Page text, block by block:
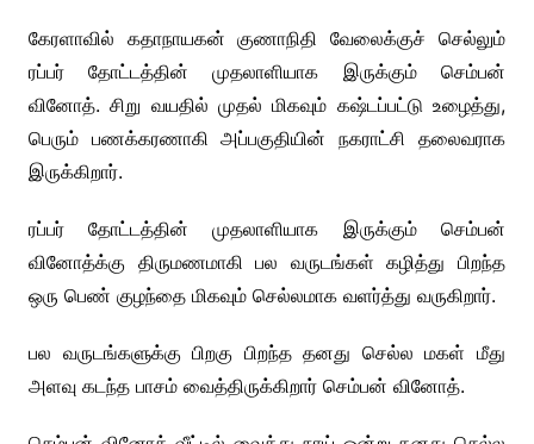
கேரளாவில் கதாநாயகன் குணாநிதி வேலைக்குச் செல்லும்
ரப்பர் தோட்டத்தின் முதலாளியாக இருக்கும் செம்பன்
வினோத். சிறு வயதில் முதல் மிகவும் கஷ்டப்பட்டு உழைத்து,
பெரும் பணக்கரணாகி அப்பகுதியின் நகராட்சி தலைவராக
இருக்கிறார்.
ரப்பர் தோட்டத்தின் முதலாளியாக இருக்கும் செம்பன்
வினோத்க்கு திருமணமாகி பல வருடங்கள் கழித்து பிறந்த
ஒரு பெண் குழந்தை மிகவும் செல்லமாக வளர்த்து வருகிறார்.
பல வருடங்களுக்கு பிறகு பிறந்த தனது செல்ல மகள் மீது
அளவு கடந்த பாசம் வைத்திருக்கிறார் செம்பன் வினோத்.